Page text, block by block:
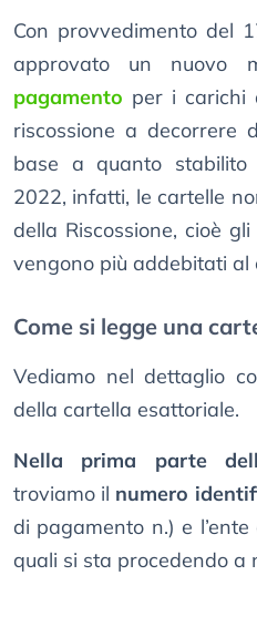
Con provvedimento del
approvato un nuovo
pagamento per i carichi
riscossione a decorrere
base a quanto
2022, infatti, le cartelle
della Riscossione, cioè
vengono più addebitati al
Come si legge una
Vediamo nel dettaglio
della cartella esattoriale.
Nella prima parte
troviamo il numero
di pagamento n.) e
quali si sta procedendo a